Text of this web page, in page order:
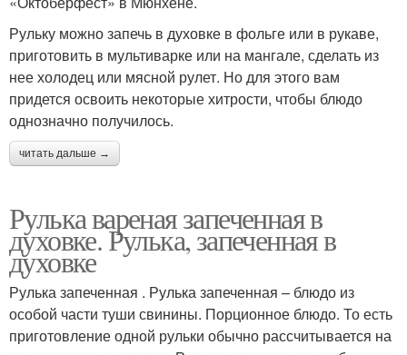
Рульку можно запечь в духовке в фольге или в рукаве,
приготовить в мультиварке или на мангале, сделать из
нее холодец или мясной рулет. Но для этого вам
придется освоить некоторые хитрости, чтобы блюдо
однозначно получилось.
читать дальше →
Рулька вареная запеченная в
духовке. Рулька, запеченная в
духовке
Рулька запеченная . Рулька запеченная – блюдо из
особой части туши свинины. Порционное блюдо. То есть
приготовление одной рульки обычно рассчитывается на